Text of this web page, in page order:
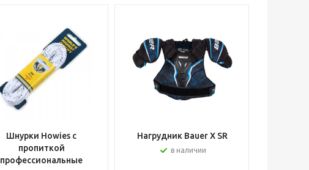
Шнурки Howies с
пропиткой
профессиональные
Нагрудник Bauer X SR
в наличии